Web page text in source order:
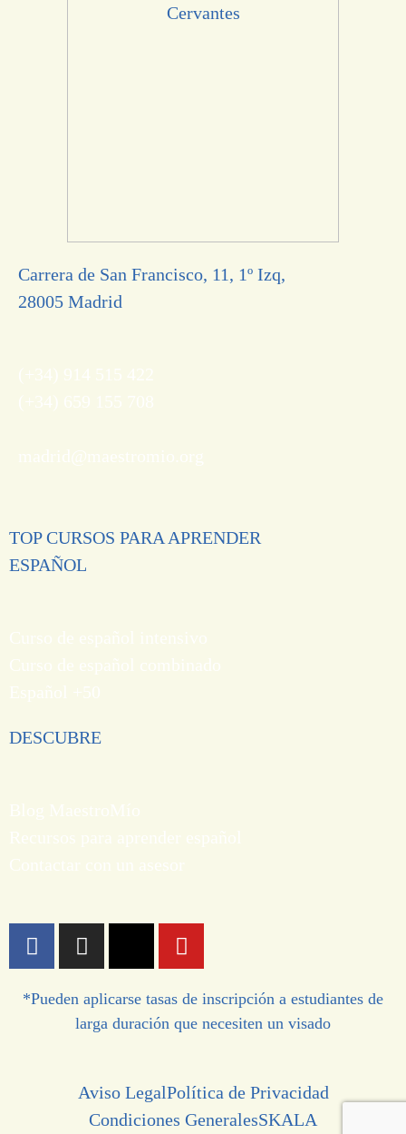
Carrera de San Francisco, 11, 1º Izq,
28005 Madrid
TOP CURSOS PARA APRENDER
ESPAÑOL
DESCUBRE
*Pueden aplicarse tasas de inscripción a estudiantes de
larga duración que necesiten un visado
Aviso LegalPolítica de Privacidad
Condiciones GeneralesSKALA